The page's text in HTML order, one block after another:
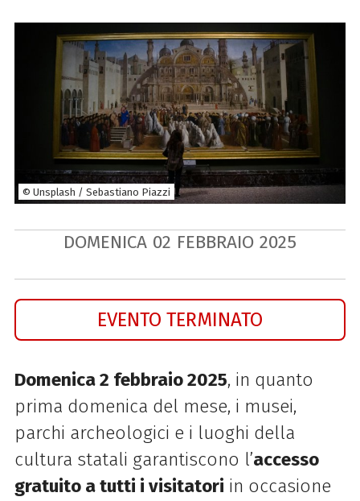
© Unsplash / Sebastiano Piazzi
DOMENICA 02 FEBBRAIO 2025
EVENTO TERMINATO
Domenica 2 febbraio 2025, in quanto
prima domenica del mese, i musei,
parchi archeologici e i luoghi della
cultura statali garantiscono l’accesso
gratuito a tutti i visitatori in occasione